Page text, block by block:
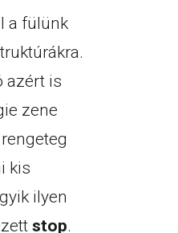
a fülünk
azért is
zene
kis
ilyen
stop.